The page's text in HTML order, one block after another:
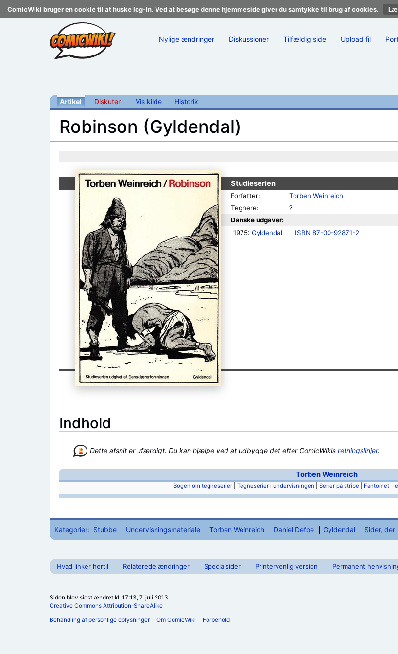
ComicWiki bruger en cookie til at huske log-in. Ved at besøge denne hjemmeside giver du samtykke til brug af cookies.
Nylige ændringer Diskussioner Tilfældig side Upload fil
Artikel Diskuter Vis kilde Historik
Robinson (Gyldendal)
Studieserien
Forfatter:
Torben Weinreich
Tegnere:
?
Danske udgaver:
1975: Gyldendal ISBN 87-00-92871-2
Indhold
Dette afsnit er ufærdigt. Du kan hjælpe ved at udbygge det efter ComicWikis retningslinjer.
Torben Weinreich
Bogen om tegneserier| Tegneserier i undervisningen Serier på stribe Fantomet -
Kategorier: Stubbe Undervisningsmateriale Torben Weinreich Daniel Defoe Gyldendal Sider, der
Hvad linker hertil Relaterede ændringer Specialsider Printervenlig version Permanent
Siden blev sidst ændret kl. 17:13, 7. juli 2013.
Creative Commons Attribution-ShareAlike
Behandling af personlige oplysninger
Om ComicWiki Forbehold